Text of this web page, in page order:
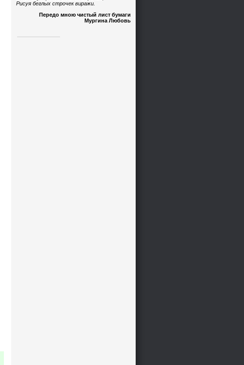
Рисуя беглых строчек виражи.
Передо мною чистый лист бумаги
Мургина Любовь